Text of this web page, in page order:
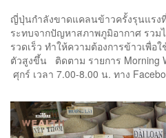
ญี่ปุ่นกำลังขาดแคลนข้าวครั้งรุนแรง
ระทบจากปัญหาสภาพภูมิอากาศ รวม
รวดเร็ว ทำให้ความต้องการข้าวเพื่
ตัวสูงขึ้น ติดตาม รายการ Morning
ศุกร์ เวลา 7.00-8.00 น. ทาง